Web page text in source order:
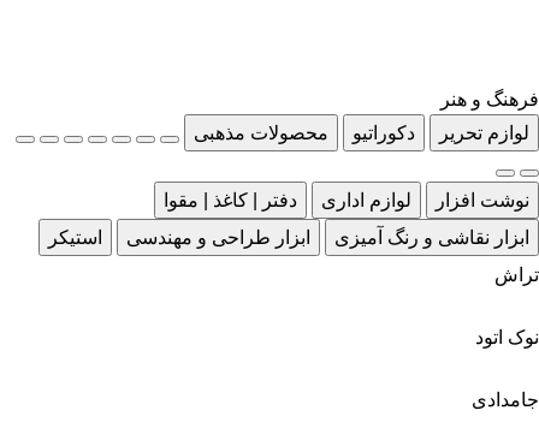
فرهنگ و هنر
لوازم تحریر
دکوراتیو محصولات مذهبی
نوشت افزار لوازم اداری
دفتر | کاغذ | مقوا
ابزار نقاشی و رنگ آمیزی
ابزار طراحی و مهندسی
استیکر
تراش
نوک اتود
جامدادی